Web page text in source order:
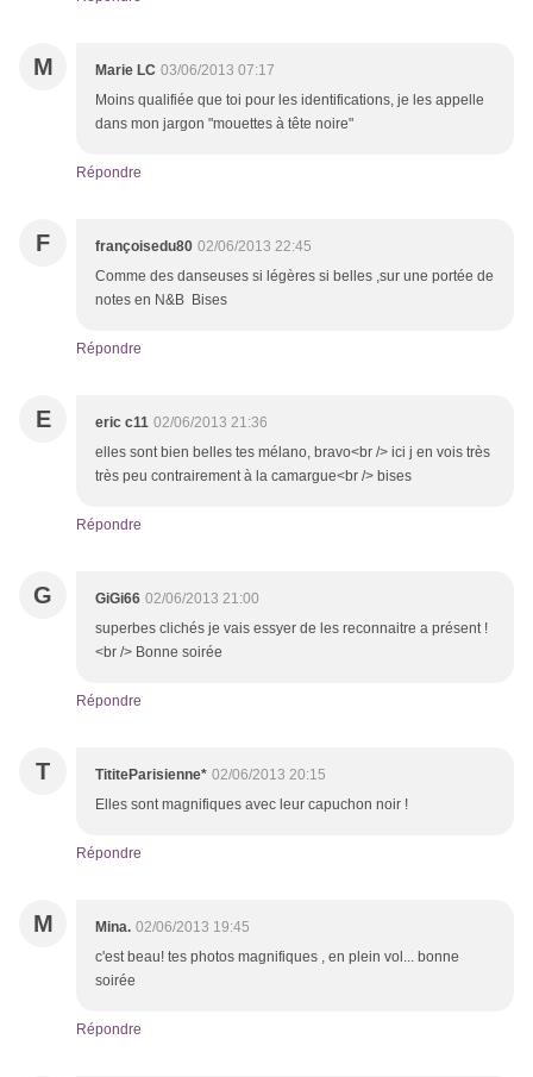
M Marie LC 03/06/2013 07:17
Moins qualifiée que toi pour les identifications, je les appelle
dans mon jargon "mouettes à tête noire"
Répondre
F françoisedu80 02/06/2013 22:45
Comme des danseuses si légères si belles ,sur une portée de
notes en N&B Bises
Répondre
E eric c11 02/06/2013 21:36
elles sont bien belles tes mélano, bravo<br /> ici j en vois très
très peu contrairement à la camargue<br /> bises
Répondre
G GiGi66 02/06/2013 21:00
superbes clichés je vais essyer de les reconnaitre a présent !
<br /> Bonne soirée
Répondre
T TititeParisienne* 02/06/2013 20:15
Elles sont magnifiques avec leur capuchon noir !
Répondre
M Mina. 02/06/2013 19:45
c'est beau! tes photos magnifiques , en plein vol... bonne
soirée
Répondre